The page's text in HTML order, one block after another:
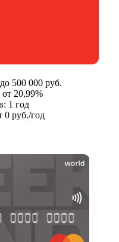
500 000 руб.
20,99%
1 год
0 руб./год